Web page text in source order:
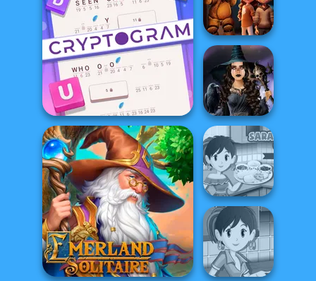
Bouncemasters
Cryptogram: Word Brain
Puzzle
Mr. Racer
FNAF Horror At
Home
Mystic Coven The
Sisterhood of...
Sara's Cooking
Class: Burritos